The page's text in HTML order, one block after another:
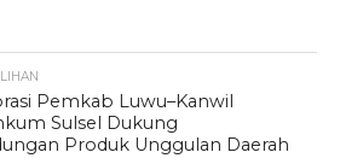
Pemkab Luwu–Kanwil
Sulsel Dukung
Produk Unggulan Daerah